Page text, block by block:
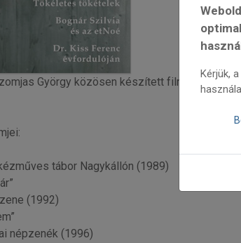
György közösen készített filmjeinek
tábor Nagykállón (1989)
(1992)
népzenék (1996)
Kérjük,